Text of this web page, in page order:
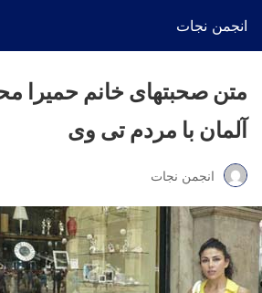
انجمن نجات
متن صحبتهای خانم حمیرا
آلمان با مردم تی وی
انجمن نجات